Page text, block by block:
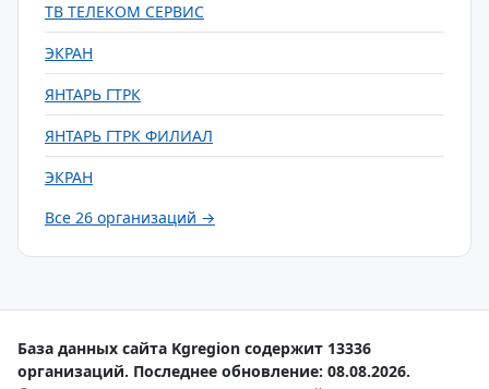
ТВ ТЕЛЕКОМ СЕРВИС
ЭКРАН
ЯНТАРЬ ГТРК
ЯНТАРЬ ГТРК ФИЛИАЛ
ЭКРАН
Все 26 организаций →
База данных сайта Kgregion содержит 13336
организаций. Последнее обновление: 08.08.2026.